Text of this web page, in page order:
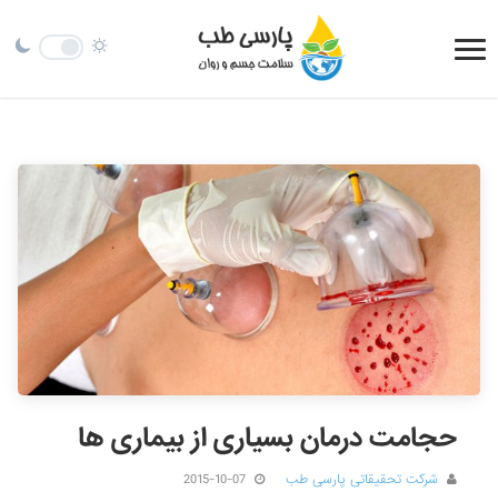
حجامت درمان بسیاری از بیماری ها
شرکت تحقیقاتی پارسی طب
2015-10-07